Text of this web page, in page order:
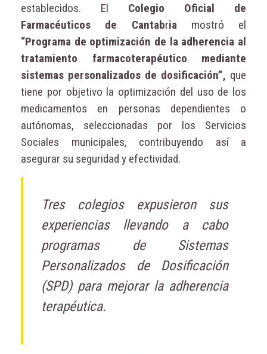
establecidos. El Colegio Oficial de
Farmacéuticos de Cantabriamostró el
“Programa de optimización de la adherencia al
tratamiento farmacoterapéutico mediante
sistemas personalizados de dosificación”, que
tiene por objetivo la optimización del uso de los
medicamentos en personas dependientes o
autónomas, seleccionadas por los Servicios
Sociales municipales, contribuyendo así a
asegurar su seguridad y efectividad.
Tres colegios expusieron sus
experiencias llevando a cabo
programas de Sistemas
Personalizados de Dosificación
(SPD) para mejorar la adherencia
terapéutica.